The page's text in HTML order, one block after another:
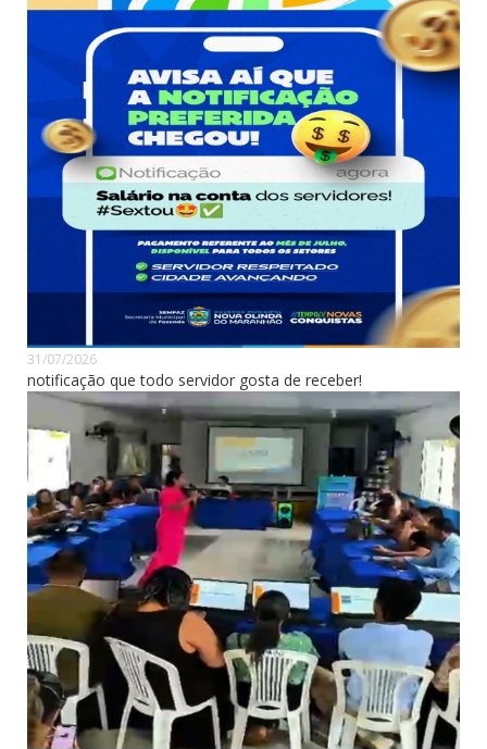
31/07/2026
notificação que todo servidor gosta de receber!